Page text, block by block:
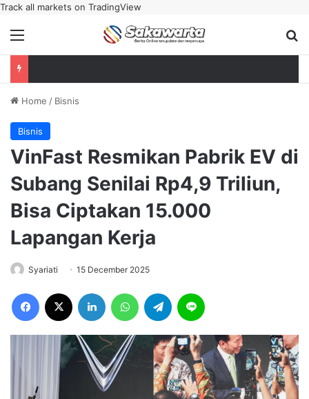
Track all markets on TradingView
Menu
Home / Bisnis
Bisnis
VinFast Resmikan Pabrik EV di
Subang Senilai Rp4,9 Triliun,
Bisa Ciptakan 15.000
Lapangan Kerja
Syariati 15 December 2025
Facebook LinkedIn WhatsAppTelegram